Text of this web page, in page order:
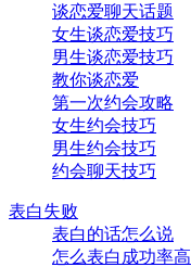
谈恋爱聊天话题
女生谈恋爱技巧
男生谈恋爱技巧
教你谈恋爱
第一次约会攻略
女生约会技巧
男生约会技巧
约会聊天技巧
表白失败
表白的话怎么说
怎么表白成功率高